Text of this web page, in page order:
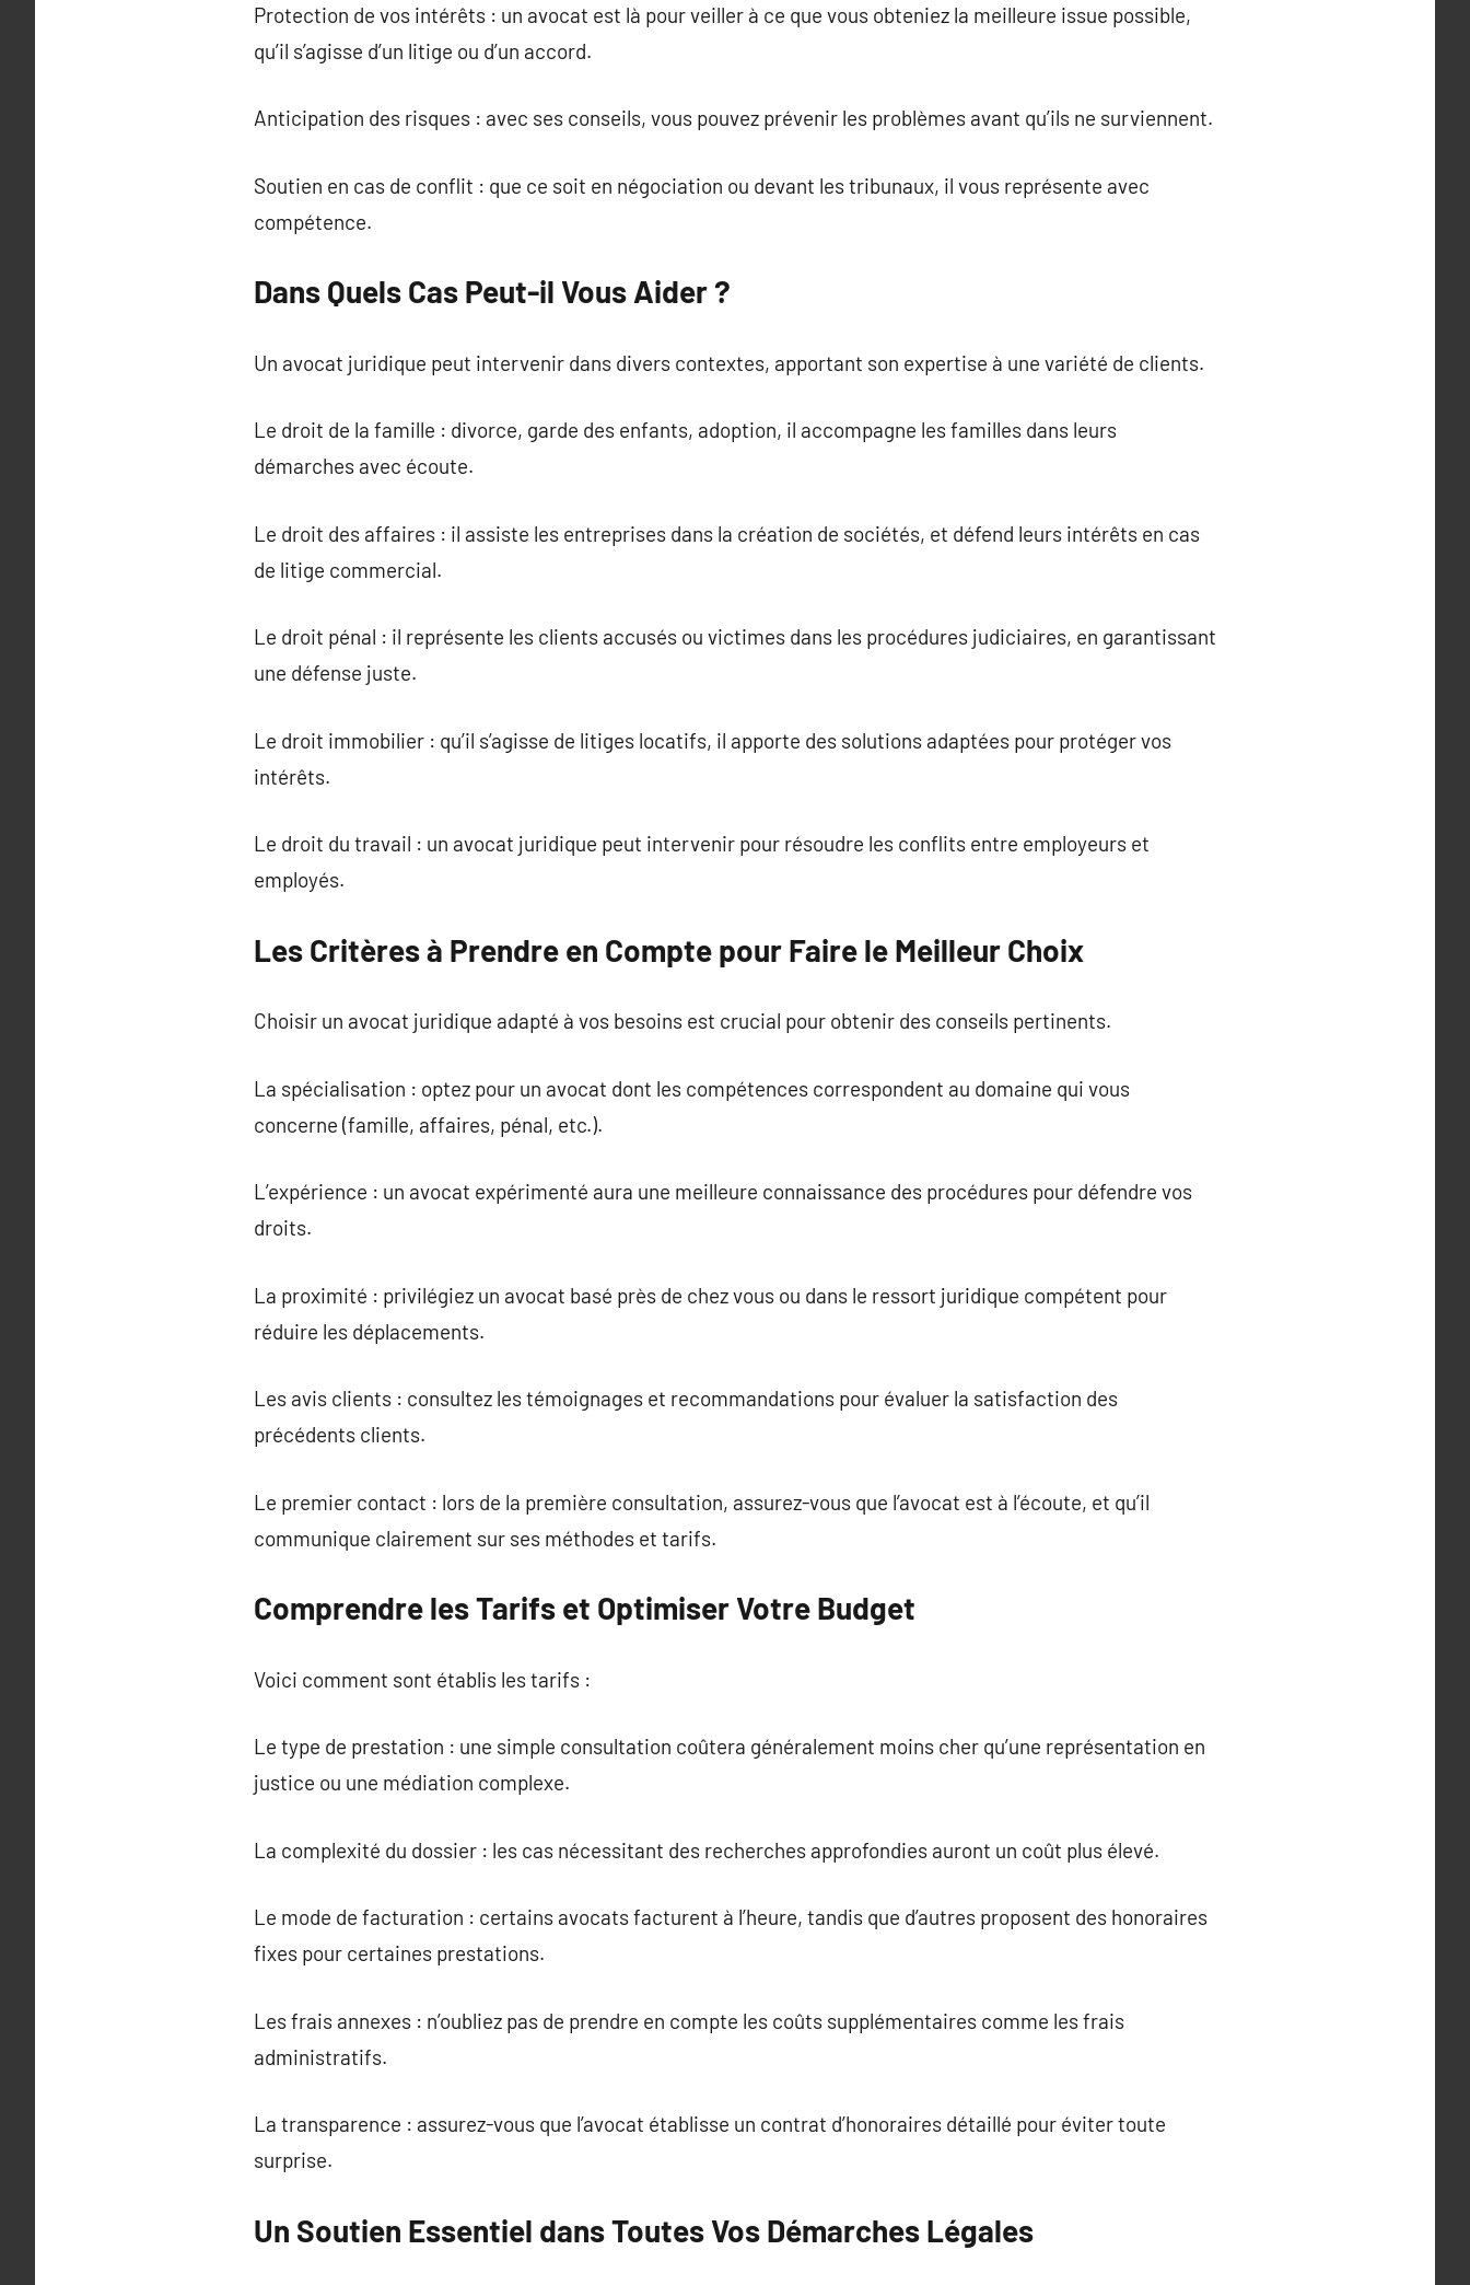
Protection de vos intérêts : un avocat est là pour veiller à ce que vous obteniez la meilleure issue possible,
qu’il s’agisse d’un litige ou d’un accord.
Anticipation des risques : avec ses conseils, vous pouvez prévenir les problèmes avant qu’ils ne surviennent.
Soutien en cas de conflit : que ce soit en négociation ou devant les tribunaux, il vous représente avec
compétence.
Dans Quels Cas Peut-il Vous Aider ?
Un avocat juridique peut intervenir dans divers contextes, apportant son expertise à une variété de clients.
Le droit de la famille : divorce, garde des enfants, adoption, il accompagne les familles dans leurs
démarches avec écoute.
Le droit des affaires : il assiste les entreprises dans la création de sociétés, et défend leurs intérêts en cas
de litige commercial.
Le droit pénal : il représente les clients accusés ou victimes dans les procédures judiciaires, en garantissant
une défense juste.
Le droit immobilier : qu’il s’agisse de litiges locatifs, il apporte des solutions adaptées pour protéger vos
intérêts.
Le droit du travail : un avocat juridique peut intervenir pour résoudre les conflits entre employeurs et
employés.
Les Critères à Prendre en Compte pour Faire le Meilleur Choix
Choisir un avocat juridique adapté à vos besoins est crucial pour obtenir des conseils pertinents.
La spécialisation : optez pour un avocat dont les compétences correspondent au domaine qui vous
concerne (famille, affaires, pénal, etc.).
L’expérience : un avocat expérimenté aura une meilleure connaissance des procédures pour défendre vos
droits.
La proximité : privilégiez un avocat basé près de chez vous ou dans le ressort juridique compétent pour
réduire les déplacements.
Les avis clients : consultez les témoignages et recommandations pour évaluer la satisfaction des
précédents clients.
Le premier contact : lors de la première consultation, assurez-vous que l’avocat est à l’écoute, et qu’il
communique clairement sur ses méthodes et tarifs.
Comprendre les Tarifs et Optimiser Votre Budget
Voici comment sont établis les tarifs :
Le type de prestation : une simple consultation coûtera généralement moins cher qu’une représentation en
justice ou une médiation complexe.
La complexité du dossier : les cas nécessitant des recherches approfondies auront un coût plus élevé.
Le mode de facturation : certains avocats facturent à l’heure, tandis que d’autres proposent des honoraires
fixes pour certaines prestations.
Les frais annexes : n’oubliez pas de prendre en compte les coûts supplémentaires comme les frais
administratifs.
La transparence : assurez-vous que l’avocat établisse un contrat d’honoraires détaillé pour éviter toute
surprise.
Un Soutien Essentiel dans Toutes Vos Démarches Légales